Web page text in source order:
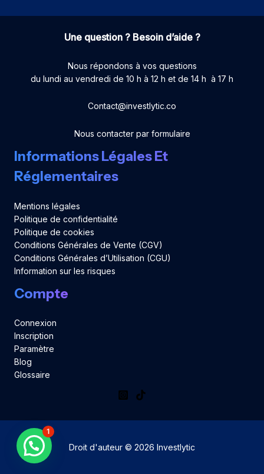
Une question ? Besoin d’aide ?
Nous répondons à vos questions
du lundi au vendredi de 10 h à 12 h et de 14 h à 17 h
Contact@investlytic.co
Nous contacter par formulaire
Informations Légales Et
Réglementaires
Mentions légales
Politique de confidentialité
Politique de cookies
Conditions Générales de Vente (CGV)
Conditions Générales d’Utilisation (CGU)
Information sur les risques
Compte
Connexion
Inscription
Paramètre
Blog
Glossaire
Droit d'auteur © 2026 Investlytic
1